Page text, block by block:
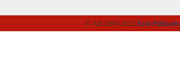
© AD 2005-2022Eesti Piibliselts